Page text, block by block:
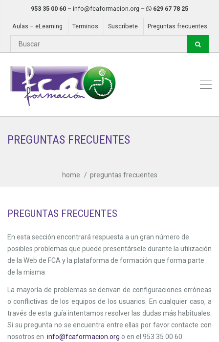
953 35 00 60 – info@fcaformacion.org – 629 67 78 25
Aulas – eLearning Terminos Suscríbete Preguntas frecuentes
PREGUNTAS FRECUENTES
home preguntas frecuentes
PREGUNTAS FRECUENTES
En esta sección encontrará respuesta a un gran número de
posibles problemas que puede presentársele durante la utilización
de la Web de FCA y la plataforma de formación que forma parte
de la misma
La mayoría de problemas se derivan de configuraciones erróneas
o conflictivas de los equipos de los usuarios. En cualquier caso, a
través de esta guía intentamos resolver las dudas más habituales.
Si su pregunta no se encuentra entre ellas por favor contacte con
nosotros en info@fcaformacion.org o en el 953 35 00 60.